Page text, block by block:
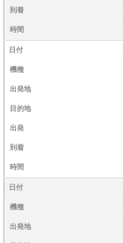
到着
時間
日付
機種
出発地
目的地
出発
到着
時間
日付
機種
出発地